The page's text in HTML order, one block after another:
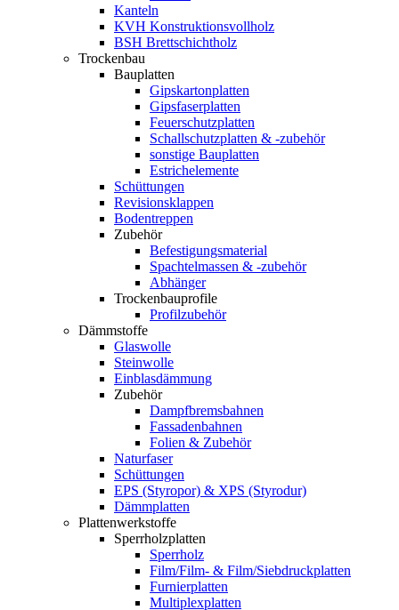
Kanteln
KVH Konstruktionsvollholz
BSH Brettschichtholz
Trockenbau
Bauplatten
Gipskartonplatten
Gipsfaserplatten
Feuerschutzplatten
Schallschutzplatten & -zubehör
sonstige Bauplatten
Estrichelemente
Schüttungen
Revisionsklappen
Bodentreppen
Zubehör
Befestigungsmaterial
Spachtelmassen & -zubehör
Abhänger
Trockenbauprofile
Profilzubehör
Dämmstoffe
Glaswolle
Steinwolle
Einblasdämmung
Zubehör
Dampfbremsbahnen
Fassadenbahnen
Folien & Zubehör
Naturfaser
Schüttungen
EPS (Styropor) & XPS (Styrodur)
Dämmplatten
Plattenwerkstoffe
Sperrholzplatten
Sperrholz
Film/Film- & Film/Siebdruckplatten
Furnierplatten
Multiplexplatten